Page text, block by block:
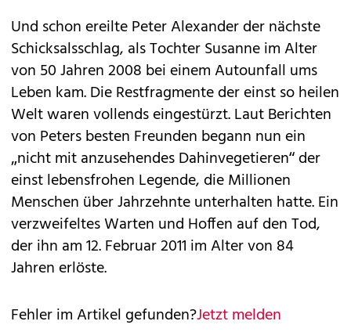
Und schon ereilte Peter Alexander der nächste
Schicksalsschlag, als Tochter Susanne im Alter
von 50 Jahren 2008 bei einem Autounfall ums
Leben kam. Die Restfragmente der einst so heilen
Welt waren vollends eingestürzt. Laut Berichten
von Peters besten Freunden begann nun ein
„nicht mit anzusehendes Dahinvegetieren“ der
einst lebensfrohen Legende, die Millionen
Menschen über Jahrzehnte unterhalten hatte. Ein
verzweifeltes Warten und Hoffen auf den Tod,
der ihn am 12. Februar 2011 im Alter von 84
Jahren erlöste.
Fehler im Artikel gefunden?Jetzt melden